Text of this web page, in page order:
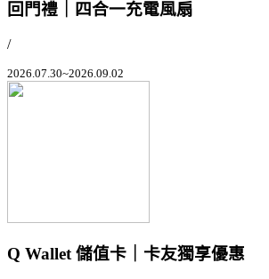
回門禮｜四合一充電風扇
/
2026.07.30~2026.09.02
Q Wallet 儲值卡｜卡友獨享優惠